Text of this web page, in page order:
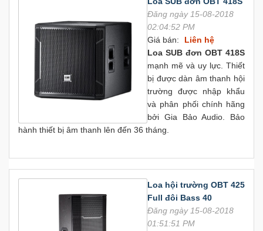
Đăng ngày 15-08-2018
02:04:52 PM
Giá bán:
Liên hệ
Loa SUB đơn OBT 418S
mạnh mẽ và uy lực. Thiết
bị được dàn âm thanh hội
trường được nhập khẩu
và phân phối chính hãng
bởi Gia Bảo Audio. Bảo
hành thiết bị âm thanh lên đến 36 tháng.
Loa hội trường OBT 425
Full đôi Bass 40
Đăng ngày 15-08-2018
01:51:51 PM